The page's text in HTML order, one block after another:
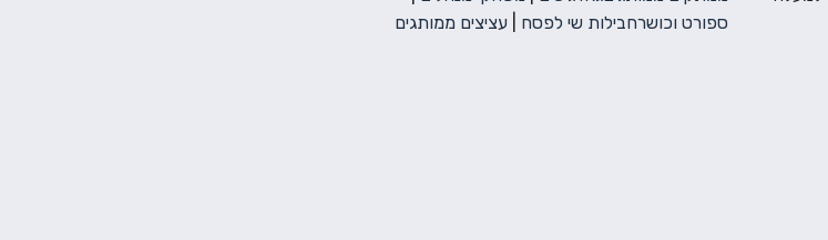
ספורט וכושרחבילות שי לפסח עציצים ממותגים